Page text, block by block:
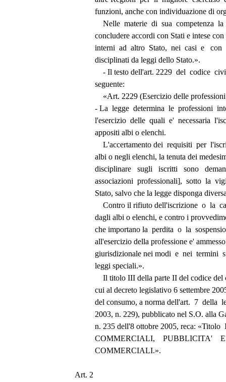
funzioni, anche con individuazione
Nelle  materie  di  sua
concludere accordi con Stati e intese
interni  ad  altro  Stato,  nei  casi  e
          disciplinati da leggi dello Stato.».
- Il testo dell'art. 2229  del  codice
          seguente:
«Art. 2229 (Esercizio delle
- La  legge  determina  le  professioni
l'esercizio  delle  quali  e'  necessaria
          appositi albi o elenchi.
L'accertamento dei  requisiti  per
albi o negli elenchi, la tenuta dei
disciplinare   sugli   iscritti   sono
associazioni  professionali],  sotto  la
Stato, salvo che la legge disponga
Contro il rifiuto dell'iscrizione  o
dagli albi o elenchi, e contro i
che importano la  perdita  o  la
all'esercizio della professione e'
giurisdizionale nei modi  e  nei  termini
          leggi speciali.».
Il titolo III della parte II del
cui al decreto legislativo 6 settembre
del consumo, a norma dell'art.  7
2003, n. 229), pubblicato nel S.O.
n. 235 dell'8 ottobre 2005, reca:
COMMERCIALI,
          COMMERCIALI.».
Art. 2